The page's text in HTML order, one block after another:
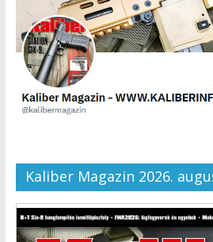
Kaliber Magazin 2026.